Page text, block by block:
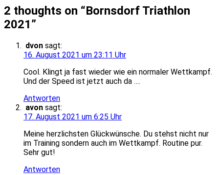
2 thoughts on “Bornsdorf Triathlon
2021”
dvon sagt:
16. August 2021 um 23:11 Uhr
Cool. Klingt ja fast wieder wie ein normaler Wettkampf.
Und der Speed ist jetzt auch da ….
Antworten
avon sagt:
17. August 2021 um 6:25 Uhr
Meine herzlichsten Glückwünsche. Du stehst nicht nur
im Training sondern auch im Wettkampf. Routine pur.
Sehr gut!
Antworten